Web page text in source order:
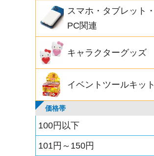
スマホ・タブレット・
PC関連
キャラクターグッズ
イベントツールキット
価格帯
100円以下
101円～150円